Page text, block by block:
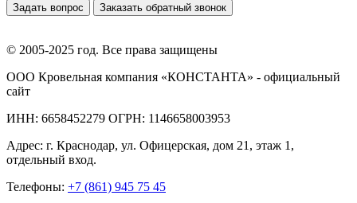
Задать вопрос Заказать обратный звонок
© 2005-2025 год. Все права защищены
ООО Кровельная компания «КОНСТАНТА» - официальный
сайт
ИНН: 6658452279 ОГРН: 1146658003953
Адрес: г. Краснодар, ул. Офицерская, дом 21, этаж 1,
отдельный вход.
Телефоны: +7 (861) 945 75 45